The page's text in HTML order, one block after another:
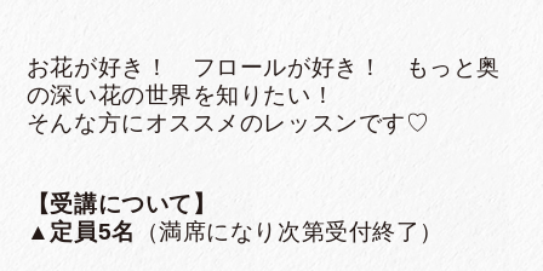
お花が好き！ フロールが好き！ もっと奥
の深い花の世界を知りたい！
そんな方にオススメのレッスンです♡
【受講について】
▲定員5名
（満席になり次第受付終了）